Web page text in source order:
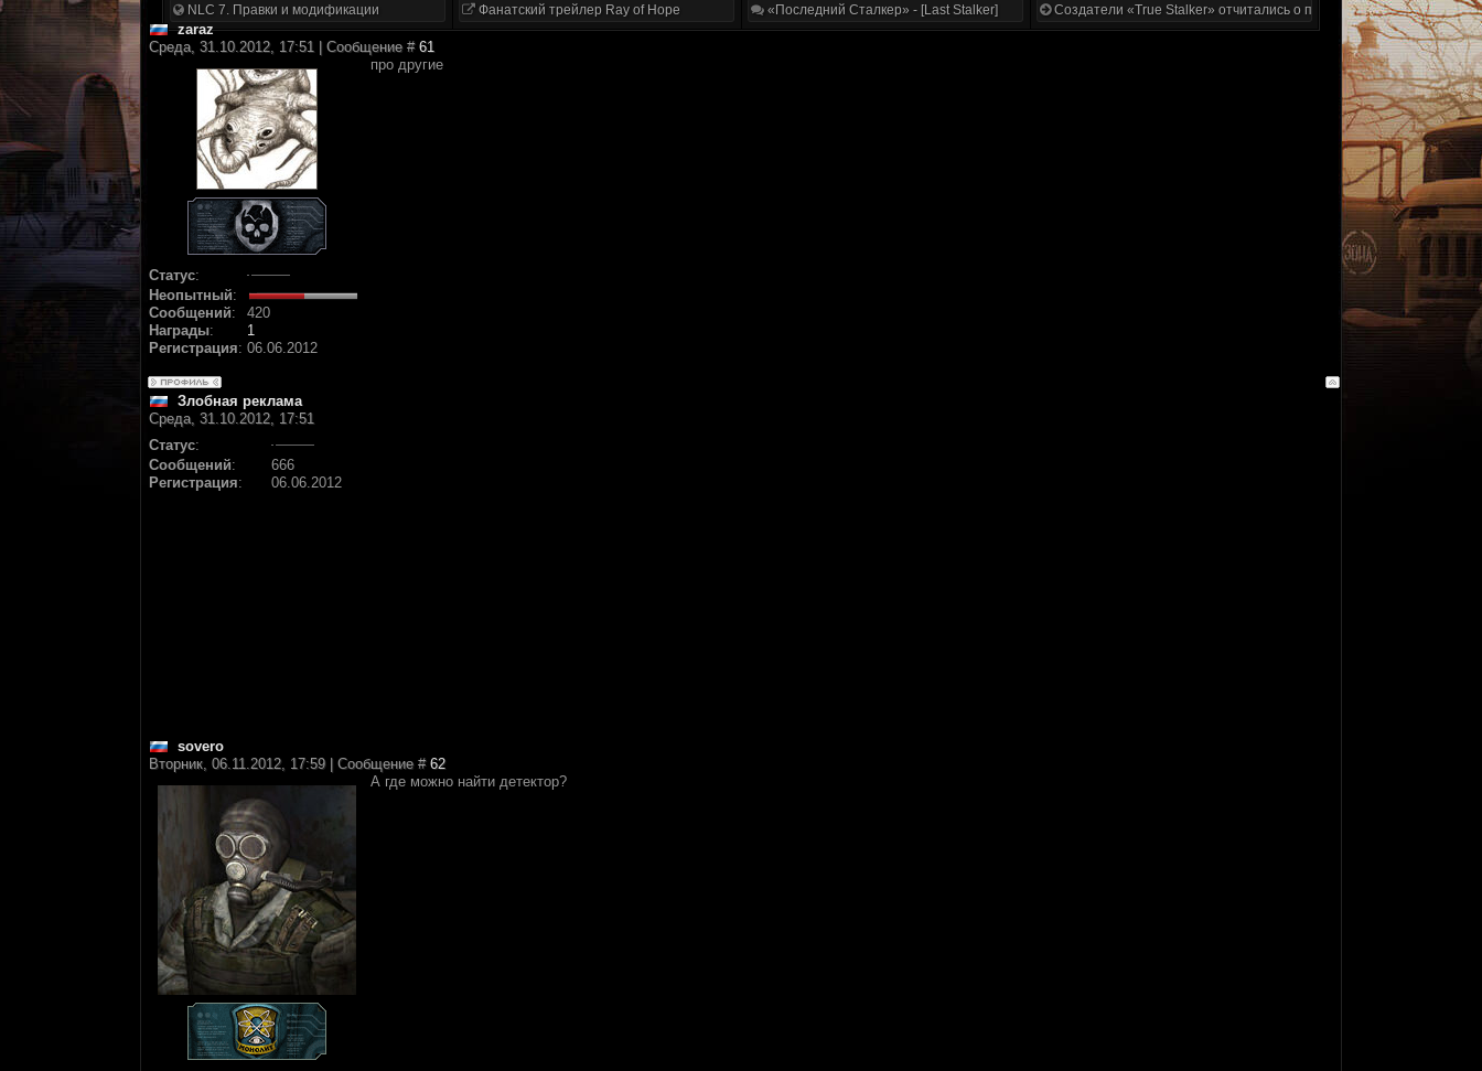
NLC 7. Правки и модификации
Фанатский трейлер Ray of Hope
«Последний Сталкер» - [Last Stalker]
Создатели «True Stalker» отчитались о проделанной работе
zaraz
Среда, 31.10.2012, 17:51 | Сообщение # 61
Статус:
Неопытный:
Сообщений:
420
Награды:
1
Регистрация: 06.06.2012
про другие
Злобная реклама
Среда, 31.10.2012, 17:51
Статус:
Сообщений:
666
Регистрация: 06.06.2012
sovero
Вторник, 06.11.2012, 17:59 | Сообщение # 62
А где можно найти детектор?